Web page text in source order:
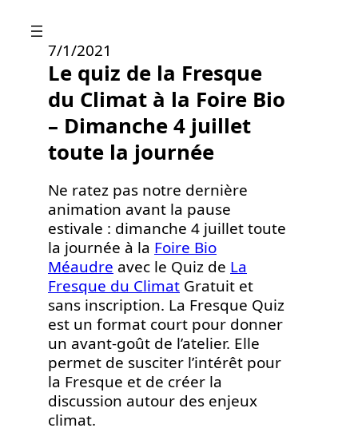
7/1/2021
Le quiz de la Fresque
du Climat à la Foire Bio
– Dimanche 4 juillet
toute la journée
Ne ratez pas notre dernière
animation avant la pause
estivale : dimanche 4 juillet toute
la journée à la Foire Bio
Méaudre avec le Quiz de La
Fresque du Climat Gratuit et
sans inscription. La Fresque Quiz
est un format court pour donner
un avant-goût de l’atelier. Elle
permet de susciter l’intérêt pour
la Fresque et de créer la
discussion autour des enjeux
climat.